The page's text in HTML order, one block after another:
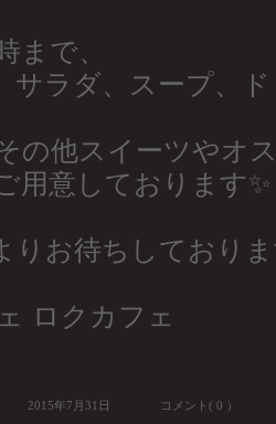
まで、
サラダ、スープ、
の他スイーツやオ
用意しております✨
りお待ちしており
ロクカフェ
2015年7月31日 コメント( 0 ）